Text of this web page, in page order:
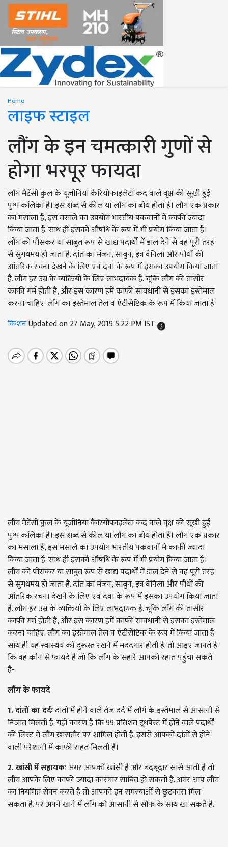
Home
लाइफ स्टाइल
लौंग के इन चमत्कारी गुणों से
होगा भरपूर फायदा
लौंग मैंटेंसी कुल के यूजीनिया कैरियोफाइलेटा कद वाले वृक्ष की सूखी हुई
पुष्प कलिका है। इस शब्द से कील या लौंग का बोध होता है। लौंग एक प्रकार
का मसाला है, इस मसाले का उपयोग भारतीय पकवानों में काफी ज्यादा
किया जाता है. साथ ही इसको औषधि के रूप में भी प्रयोग किया जाता है।
लौंग को पीसकर या साबुत रूप से खाद्य पदार्थों में डाल देने से वह पूरी तरह
से सुंगधमय हो जाता है. दांत का मंजन, साबुन, इत्र वेनिला और पौधों की
आंतरिक रचना देखने के लिए एवं दवा के रूप में इसका उपयोग किया जाता
है. लौंग हर उम्र के व्यक्तियों के लिए लाभदायक है. चूंकि लौंग की तासीर
काफी गर्म होती है, और इस कारण हमें काफी सावधानी से इसका इस्तेमाल
करना चाहिए. लौंग का इस्तेमाल तेल व एंटीसेप्टिक के रूप में किया जाता है
किशनUpdated on 27 May, 2019 5:22 PM IST
लौंग मैंटेंसी कुल के यूजीनिया कैरियोफाइलेटा कद वाले वृक्ष की सूखी हुई
पुष्प कलिका है। इस शब्द से कील या लौंग का बोध होता है। लौंग एक प्रकार
का मसाला है, इस मसाले का उपयोग भारतीय पकवानों में काफी ज्यादा
किया जाता है. साथ ही इसको औषधि के रूप में भी प्रयोग किया जाता है।
लौंग को पीसकर या साबुत रूप से खाद्य पदार्थों में डाल देने से वह पूरी तरह
से सुंगधमय हो जाता है. दांत का मंजन, साबुन, इत्र वेनिला और पौधों की
आंतरिक रचना देखने के लिए एवं दवा के रूप में इसका उपयोग किया जाता
है. लौंग हर उम्र के व्यक्तियों के लिए लाभदायक है. चूंकि लौंग की तासीर
काफी गर्म होती है, और इस कारण हमें काफी सावधानी से इसका इस्तेमाल
करना चाहिए. लौंग का इस्तेमाल तेल व एंटीसेप्टिक के रूप में किया जाता है
साथ ही यह स्वास्थय को दुरूस्त रखने में मददगार होती है. तो आइए जानते है
कि वह कौन से फायदे है जो कि लौंग के सहारे आपको रहात पहुंचा सकते
है-
लौंग के फायदें
1. दांतों का दर्दःदांतों में होने वाले तेज दर्द में लौगं के इस्तेमाल से आसानी से
निजात मिलती है. यही कारण है कि 99 प्रतिशत टूथपेस्ट में होने वाले पदार्थों
की लिस्ट में लौंग खासतौर पर शामिल होती है. इससे आपको दांतों से होने
वाली परेशानी में काफी राहत मिलती है।
2. खांसी में सहायकःअगर आपको खांसी है और बदबूदार सांसे आती है तो
लौंग आपके लिए काफी ज्यादा कारगार साबित हो सकती है. अगर आप लौंग
का नियमित सेवन करते है तो आपको इन समस्याओं से छुटकारा मिल
सकता है. पर अपने खाने में लौंग को आसानी से सौंफ के साथ खा सकते है.